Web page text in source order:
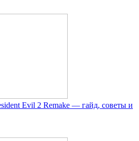
Evil 2 Remake — гайд, советы и